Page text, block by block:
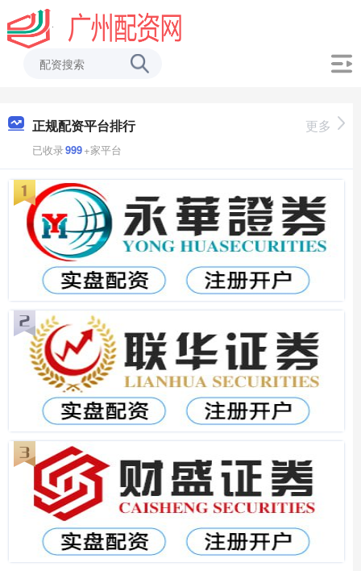
正规配资平台排行
已收录999+家平台
更多